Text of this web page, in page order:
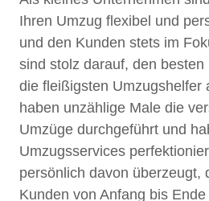
Ihren Umzug flexibel und
und den Kunden stets im
sind stolz darauf, den besten
die fleißigsten Umzugshelfer
haben unzählige Male die
Umzüge durchgeführt und
Umzugsservices
persönlich davon überzeugt,
Kunden von Anfang bis Ende